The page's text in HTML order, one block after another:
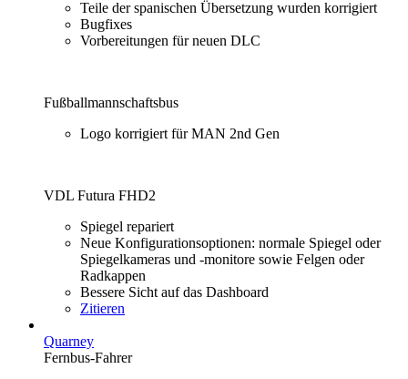
Teile der spanischen Übersetzung wurden korrigiert
Bugfixes
Vorbereitungen für neuen DLC
Fußballmannschaftsbus
Logo korrigiert für MAN 2nd Gen
VDL Futura FHD2
Spiegel repariert
Neue Konfigurationsoptionen: normale Spiegel oder
Spiegelkameras und -monitore sowie Felgen oder
Radkappen
Bessere Sicht auf das Dashboard
Zitieren
Quarney
Fernbus-Fahrer